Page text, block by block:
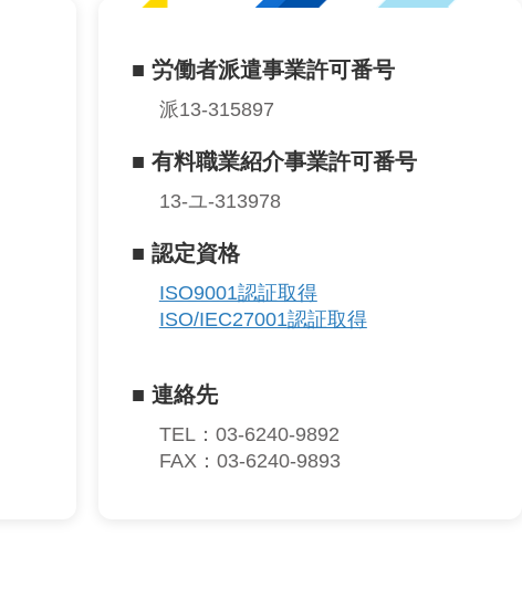
■ 労働者派遣事業許可番号
派13-315897
■ 有料職業紹介事業許可番号
13-ユ-313978
■ 認定資格
ISO9001認証取得
ISO/IEC27001認証取得
■ 連絡先
TEL：03-6240-9892
FAX：03-6240-9893